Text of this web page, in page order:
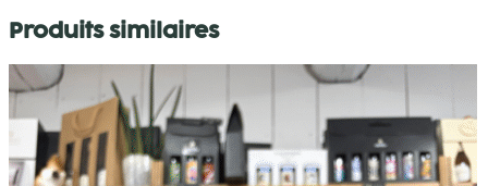
Produits similaires